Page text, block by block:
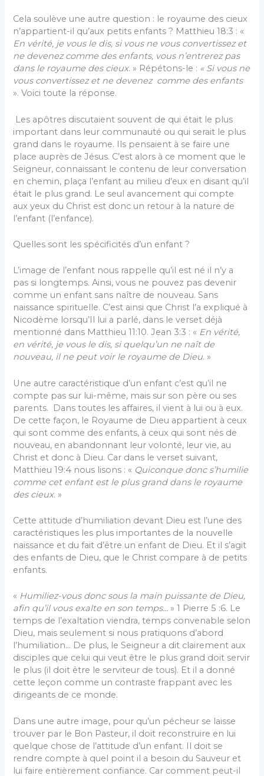
Cela soulève une autre question : le royaume des cieux
n’appartient-il qu’aux petits enfants ? Matthieu 18:3 : «
En vérité, je vous le dis, si vous ne vous convertissez et
ne devenez comme des enfants, vous n’entrerez pas
dans le royaume des cieux. » Répétons-le : « Si vous ne
vous convertissez et ne devenez comme des enfants
». Voici toute la réponse.
Les apôtres discutaient souvent de qui était le plus
important dans leur communauté ou qui serait le plus
grand dans le royaume. Ils pensaient à se faire une
place auprès de Jésus. C’est alors à ce moment que le
Seigneur, connaissant le contenu de leur conversation
en chemin, plaça l’enfant au milieu d’eux en disant qu’il
était le plus grand. Le seul avancement qui compte
aux yeux du Christ est donc un retour à la nature de
l’enfant (l’enfance).
Quelles sont les spécificités d’un enfant ?
L’image de l’enfant nous rappelle qu’il est né il n’y a
pas si longtemps. Ainsi, vous ne pouvez pas devenir
comme un enfant sans naître de nouveau. Sans
naissance spirituelle. C’est ainsi que Christ l’a expliqué à
Nicodème lorsqu’Il lui a parlé, dans le verset déjà
mentionné dans Matthieu 11:10. Jean 3:3 : « En vérité,
en vérité, je vous le dis, si quelqu’un ne naît de
nouveau, il ne peut voir le royaume de Dieu. »
Une autre caractéristique d’un enfant c’est qu’il ne
compte pas sur lui-même, mais sur son père ou ses
parents. Dans toutes les affaires, il vient à lui ou à eux.
De cette façon, le Royaume de Dieu appartient à ceux
qui sont comme des enfants, à ceux qui sont nés de
nouveau, en abandonnant leur volonté, leur vie, au
Christ et donc à Dieu. Car dans le verset suivant,
Matthieu 19:4 nous lisons : « Quiconque donc s’humilie
comme cet enfant est le plus grand dans le royaume
des cieux. »
Cette attitude d’humiliation devant Dieu est l’une des
caractéristiques les plus importantes de la nouvelle
naissance et du fait d’être un enfant de Dieu. Et il s’agit
des enfants de Dieu, que le Christ compare à de petits
enfants.
« Humiliez-vous donc sous la main puissante de Dieu,
afin qu’il vous exalte en son temps… » 1 Pierre 5 :6. Le
temps de l’exaltation viendra, temps convenable selon
Dieu, mais seulement si nous pratiquons d’abord
l’humiliation… De plus, le Seigneur a dit clairement aux
disciples que celui qui veut être le plus grand doit servir
le plus (il doit être le serviteur de tous). Et il a donné
cette leçon comme un contraste frappant avec les
dirigeants de ce monde.
Dans une autre image, pour qu’un pécheur se laisse
trouver par le Bon Pasteur, il doit reconstruire en lui
quelque chose de l’attitude d’un enfant. Il doit se
rendre compte à quel point il a besoin du Sauveur et
lui faire entièrement confiance. Car comment peut-il